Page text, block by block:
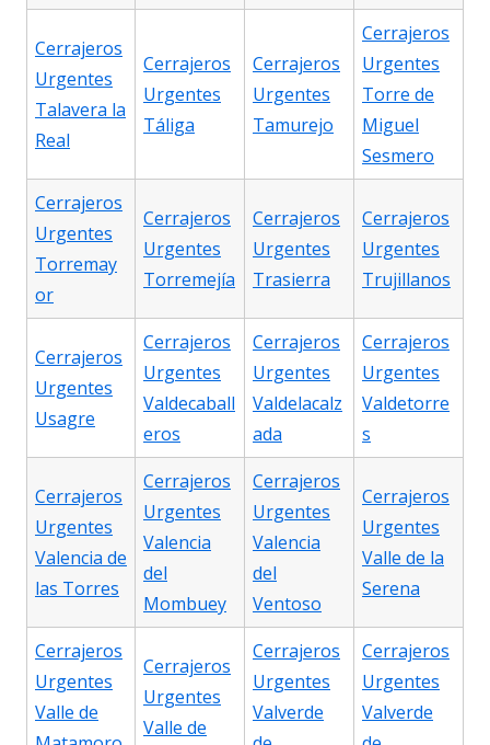
Cerrajeros
Urgentes
Talavera la
Real
Cerrajeros
Urgentes
Táliga
Cerrajeros
Urgentes
Tamurejo
Cerrajeros
Urgentes
Torre de
Miguel
Sesmero
Cerrajeros
Urgentes
Torremay
or
Cerrajeros
Urgentes
Torremejía
Cerrajeros
Urgentes
Trasierra
Cerrajeros
Urgentes
Trujillanos
Cerrajeros
Urgentes
Usagre
Cerrajeros
Urgentes
Valdecaball
eros
Cerrajeros
Urgentes
Valdelacalz
ada
Cerrajeros
Urgentes
Valdetorre
s
Cerrajeros
Urgentes
Valencia de
las Torres
Cerrajeros
Urgentes
Valencia
del
Mombuey
Cerrajeros
Urgentes
Valencia
del
Ventoso
Cerrajeros
Urgentes
Valle de la
Serena
Cerrajeros
Urgentes
Valle de
Cerrajeros
Urgentes
Valle de
Cerrajeros
Urgentes
Valverde
Cerrajeros
Urgentes
Valverde